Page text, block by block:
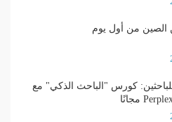
الصين من أول يوم
كورس "الباحث الذكي" مع